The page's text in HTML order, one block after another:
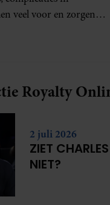
veel voor en zorgen
Royalty
2 juli 2026
ZIET
NIET?